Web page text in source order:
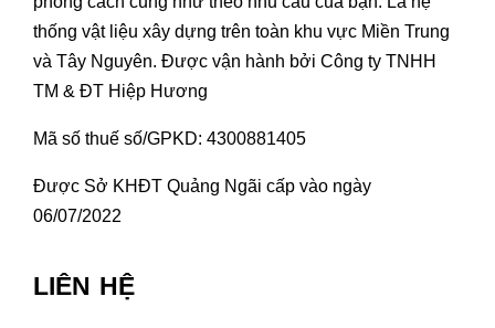
thống vật liệu xây dựng trên toàn khu vực Miền Trung
và Tây Nguyên. Được vận hành bởi Công ty TNHH
TM & ĐT Hiệp Hương
Mã số thuế số/GPKD: 4300881405
Được Sở KHĐT Quảng Ngãi cấp vào ngày
06/07/2022
LIÊN HỆ